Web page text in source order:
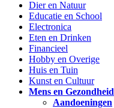
Dier en Natuur
Educatie en School
Electronica
Eten en Drinken
Financieel
Hobby en Overige
Huis en Tuin
Kunst en Cultuur
Mens en Gezondheid
Aandoeningen